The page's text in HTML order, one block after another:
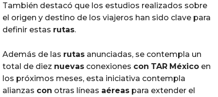
También destacó que los estudios realizados sobre
el origen y destino de los viajeros han sido clave para
definir estas rutas.
Además de las rutas anunciadas, se contempla un
total de diez nuevas conexiones con TAR México en
los próximos meses, esta iniciativa contempla
alianzas con otras líneas aéreas para extender el